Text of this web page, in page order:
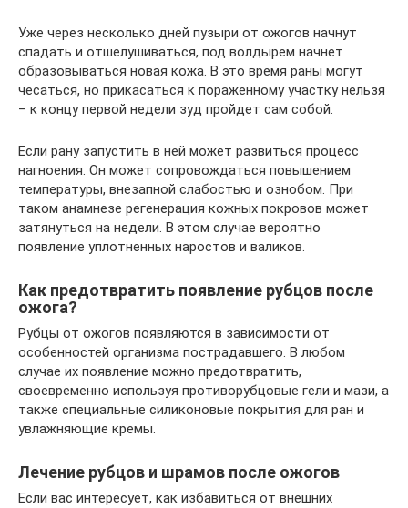
Уже через несколько дней пузыри от ожогов начнут
спадать и отшелушиваться, под волдырем начнет
образовываться новая кожа. В это время раны могут
чесаться, но прикасаться к пораженному участку нельзя
– к концу первой недели зуд пройдет сам собой.
Если рану запустить в ней может развиться процесс
нагноения. Он может сопровождаться повышением
температуры, внезапной слабостью и ознобом. При
таком анамнезе регенерация кожных покровов может
затянуться на недели. В этом случае вероятно
появление уплотненных наростов и валиков.
Как предотвратить появление рубцов после
ожога?
Рубцы от ожогов появляются в зависимости от
особенностей организма пострадавшего. В любом
случае их появление можно предотвратить,
своевременно используя противорубцовые гели и мази, а
также специальные силиконовые покрытия для ран и
увлажняющие кремы.
Лечение рубцов и шрамов после ожогов
Если вас интересует, как избавиться от внешних